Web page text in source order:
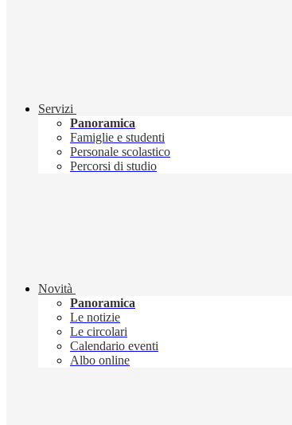
Servizi
Panoramica
Famiglie e studenti
Personale scolastico
Percorsi di studio
Novità
Panoramica
Le notizie
Le circolari
Calendario eventi
Albo online